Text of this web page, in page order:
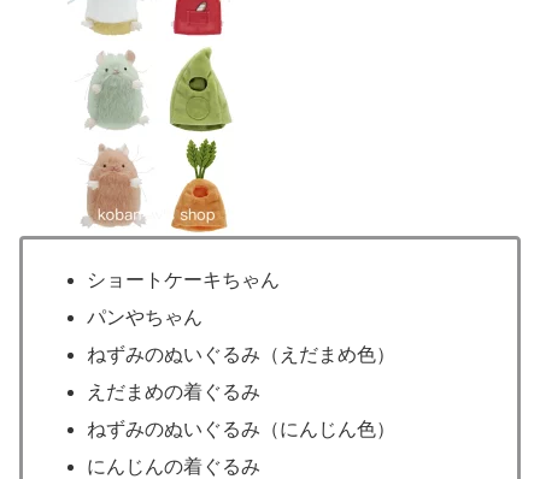
ショートケーキちゃん
パンやちゃん
ねずみのぬいぐるみ（えだまめ色）
えだまめの着ぐるみ
ねずみのぬいぐるみ（にんじん色）
にんじんの着ぐるみ